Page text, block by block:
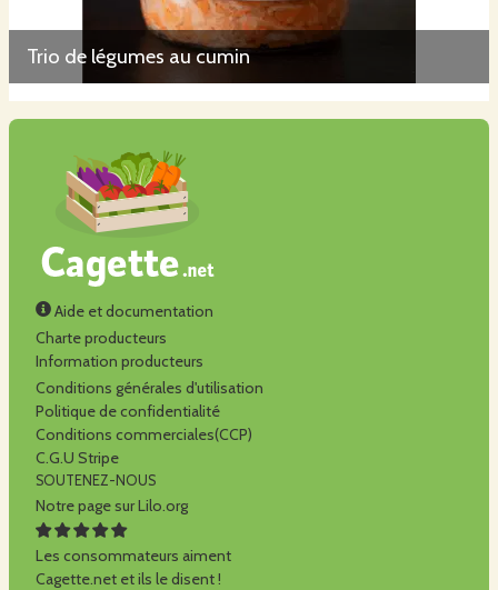
Trio de légumes au cumin
Aide et documentation
Charte producteurs
Information producteurs
Conditions générales d'utilisation
Politique de confidentialité
Conditions commerciales(CCP)
C.G.U Stripe
SOUTENEZ-NOUS
Notre page sur Lilo.org
Les consommateurs aiment
Cagette.net et ils le disent !